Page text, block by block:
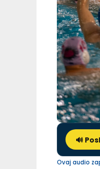
🔊
Ovaj audio